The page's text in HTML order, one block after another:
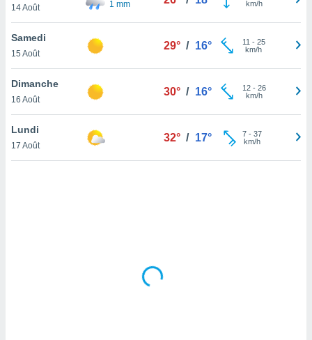
du
en
de
14 Août
1 mm
km/h
Samedi
15 Août
29° / 16° 11 - 25
km/h
Dimanche
16 Août
30° / 16° 12- 26
km/h
Lundi
17 Août
32° / 17° 7- 37
km/h